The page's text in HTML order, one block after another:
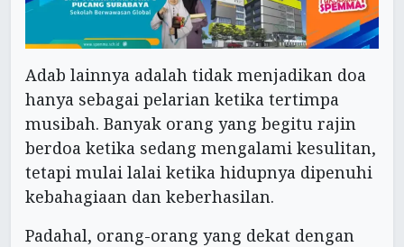
Adab lainnya adalah tidak menjadikan doa
hanya sebagai pelarian ketika tertimpa
musibah. Banyak orang yang begitu rajin
berdoa ketika sedang mengalami kesulitan,
tetapi mulai lalai ketika hidupnya dipenuhi
kebahagiaan dan keberhasilan.
Padahal, orang-orang yang dekat dengan